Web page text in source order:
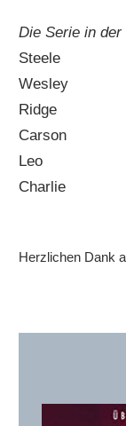
Die Serie in
Steele
Wesley
Ridge
Carson
Leo
Charlie
Herzlichen Dank